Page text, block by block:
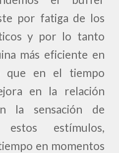
por fatiga de los
y por lo tanto
más eficiente en
que en el tiempo
en la relación
la sensación de
estímulos,
en momentos